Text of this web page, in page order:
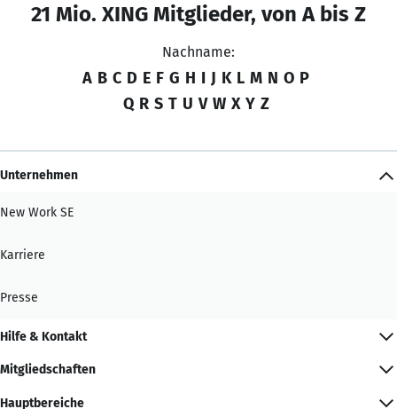
21 Mio. XING Mitglieder, von A bis Z
Nachname:
A B C D E F G H I J K L M N O P
Q R S T U V W X Y Z
Unternehmen
New Work SE
Karriere
Presse
Hilfe & Kontakt
Mitgliedschaften
Hauptbereiche